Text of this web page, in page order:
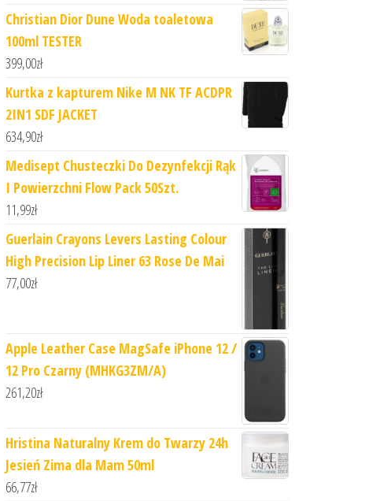
Christian Dior Dune Woda toaletowa
100ml TESTER
399,00zł
Kurtka z kapturem Nike M NK TF ACDPR
2IN1 SDF JACKET
634,90zł
Medisept Chusteczki Do Dezynfekcji Rąk
I Powierzchni Flow Pack 50Szt.
11,99zł
Guerlain Crayons Levers Lasting Colour
High Precision Lip Liner 63 Rose De Mai
77,00zł
Apple Leather Case MagSafe iPhone 12 /
12 Pro Czarny (MHKG3ZM/A)
261,20zł
Hristina Naturalny Krem do Twarzy 24h
Jesień Zima dla Mam 50ml
66,77zł